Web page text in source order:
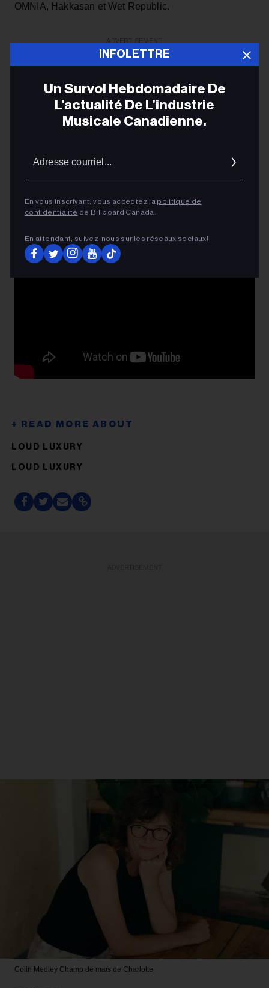
OMNIA, Hakkasan et Wet Republic.
LOUD LUXURY
LOUD LUXURY
INFOLETTRE
Un Survol Hebdomadaire De
L’actualité De L’industrie
Musicale Canadienne.
En vous inscrivant, vous acceptez la politique de
confidentialité de Billboard Canada.
En attendant, suivez‑nous sur les réseaux sociaux!
Colin Medley Champ de maïs de Charlotte